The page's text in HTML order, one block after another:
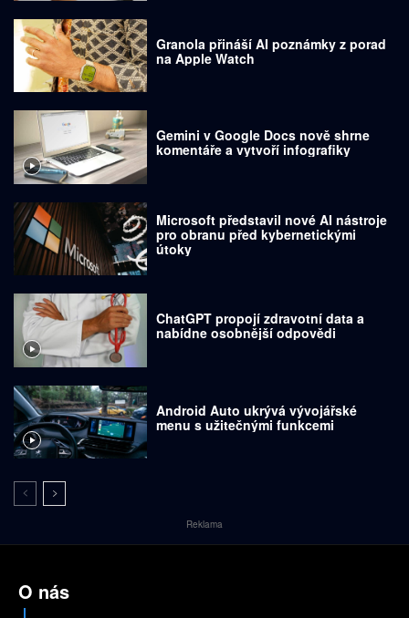
Granola přináší AI poznámky z porad
na Apple Watch
Gemini v Google Docs nově shrne
komentáře a vytvoří infografiky
Microsoft představil nové AI nástroje
pro obranu před kybernetickými
útoky
ChatGPT propojí zdravotní data a
nabídne osobnější odpovědi
Android Auto ukrývá vývojářské
menu s užitečnými funkcemi
Reklama
O nás